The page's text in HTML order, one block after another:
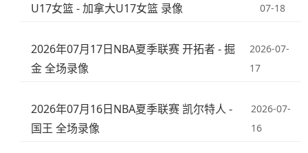
U17女篮 - 加拿大U17女篮 录像
07-18
2026年07月17日NBA夏季联赛 开拓者 - 掘
金 全场录像
2026-07-
17
2026年07月16日NBA夏季联赛 凯尔特人 -
国王 全场录像
2026-07-
16